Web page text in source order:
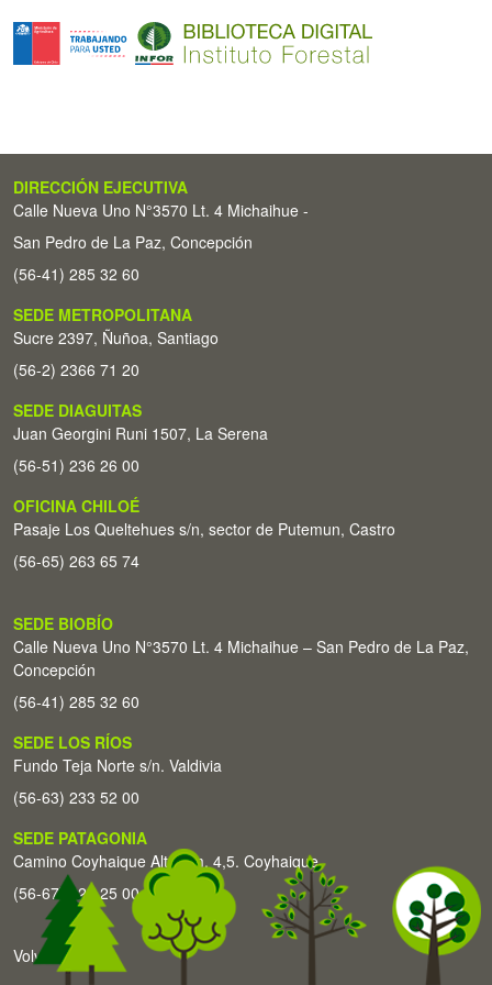
DIRECCIÓN EJECUTIVA
Calle Nueva Uno N°3570 Lt. 4 Michaihue -
San Pedro de La Paz, Concepción
(56-41) 285 32 60
SEDE METROPOLITANA
Sucre 2397, Ñuñoa, Santiago
(56-2) 2366 71 20
SEDE DIAGUITAS
Juan Georgini Runi 1507, La Serena
(56-51) 236 26 00
OFICINA CHILOÉ
Pasaje Los Queltehues s/n, sector de Putemun, Castro
(56-65) 263 65 74
SEDE BIOBÍO
Calle Nueva Uno N°3570 Lt. 4 Michaihue – San Pedro de La Paz,
Concepción
(56-41) 285 32 60
SEDE LOS RÍOS
Fundo Teja Norte s/n. Valdivia
(56-63) 233 52 00
SEDE PATAGONIA
Camino Coyhaique Alto Km. 4,5. Coyhaique
(56-67) 226 25 00
Volver arriba